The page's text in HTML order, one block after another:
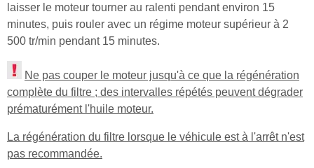
laisser le moteur tourner au ralenti pendant environ 15
minutes, puis rouler avec un régime moteur supérieur à 2
500 tr/min pendant 15 minutes.
Ne pas couper le moteur jusqu'à ce que la régénération
complète du filtre ; des intervalles répétés peuvent dégrader
prématurément l'huile moteur.
La régénération du filtre lorsque le véhicule est à l'arrêt n'est
pas recommandée.